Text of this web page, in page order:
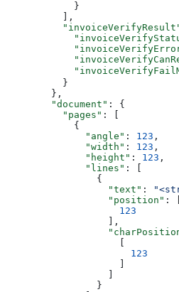
            }
          ],
          }
        },
        "document"
: {
          "pages"
: [
            {
              "angle"
: 123 ,
              "width"
: 123 ,
              "height"
: 123 ,
              "lines"
: [
                {
                  "text"
:
                  "position"
: [
                    123
                  ],
                      123
                }